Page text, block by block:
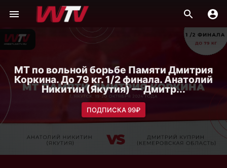
МТ по вольной борьбе Памяти Дмитрия
Коркина. До 79 кг. 1/2 финала. Анатолий
Никитин (Якутия) — Дмитр...
ПОДПИСКА 99₽